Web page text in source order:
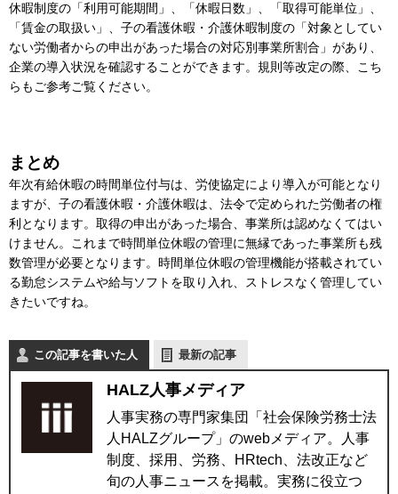
休暇制度の「利用可能期間」、「休暇日数」、「取得可能単位」、
「賃金の取扱い」、子の看護休暇・介護休暇制度の「対象としてい
ない労働者からの申出があった場合の対応別事業所割合」があり、
企業の導入状況を確認することができます。規則等改定の際、こち
らもご参考ご覧ください。
まとめ
年次有給休暇の時間単位付与は、労使協定により導入が可能となり
ますが、子の看護休暇・介護休暇は、法令で定められた労働者の権
利となります。取得の申出があった場合、事業所は認めなくてはい
けません。これまで時間単位休暇の管理に無縁であった事業所も残
数管理が必要となります。時間単位休暇の管理機能が搭載されてい
る勤怠システムや給与ソフトを取り入れ、ストレスなく管理してい
きたいですね。
この記事を書いた人 最新の記事
HALZ人事メディア
人事実務の専門家集団「社会保険労務士法
人HALZグループ」のwebメディア。人事
制度、採用、労務、HRtech、法改正など
旬の人事ニュースを掲載。実務に役立つ